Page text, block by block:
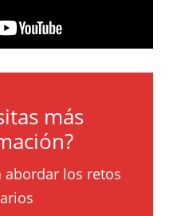
más
abordar los retos